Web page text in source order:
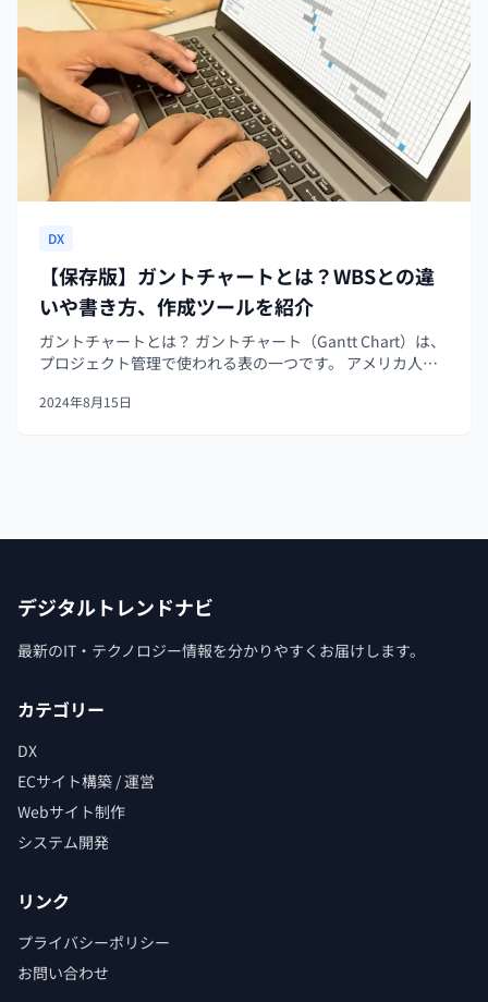
DX
【保存版】ガントチャートとは？WBSとの違
いや書き方、作成ツールを紹介
ガントチャートとは？ ガントチャート（Gantt Chart）は、
プロジェクト管理で使われる表の一つです。 アメリカ人の
したが、日本企業の中では一般的に『進捗管理表』や『プ
2024年8月15日
デジタルトレンドナビ
最新のIT・テクノロジー情報を分かりやすくお届けします。
カテゴリー
DX
ECサイト構築 / 運営
Webサイト制作
システム開発
リンク
プライバシーポリシー
お問い合わせ